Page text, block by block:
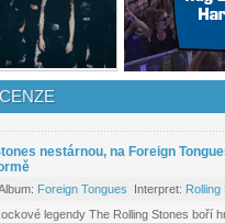
nestárnou, na Foreign
Foreign Tongues Interpret: Rolling
legendy The Rolling Stones boří